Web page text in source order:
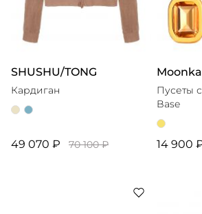
SHUSHU/TONG
Кардиган
49 070 ₽ 70 100 ₽
Moonka
Пусеты
Base
14 900